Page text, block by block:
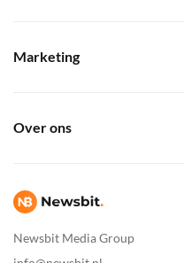
Newsbit Media Group
Marketing
Over ons